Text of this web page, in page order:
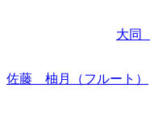
大同
佐藤 柚月（フルート）